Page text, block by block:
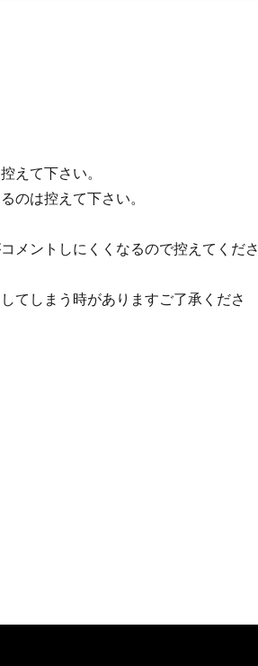
えて下さい。
のは控えて下さい。
メントしにくくなるので控えてくださ
てしまう時がありますご了承くださ